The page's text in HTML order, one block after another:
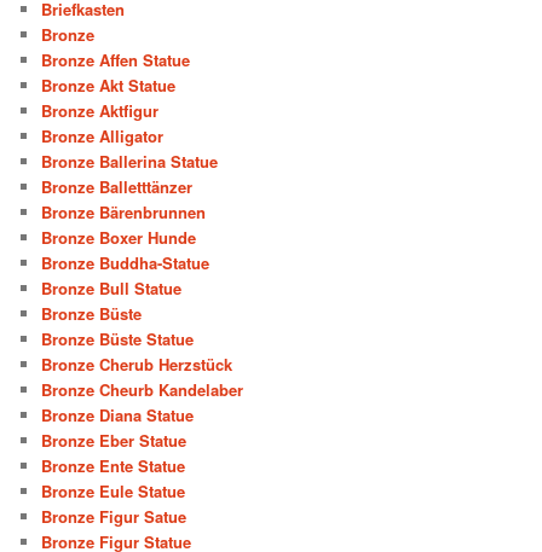
Briefkasten
Bronze
Bronze Affen Statue
Bronze Akt Statue
Bronze Aktfigur
Bronze Alligator
Bronze Ballerina Statue
Bronze Balletttänzer
Bronze Bärenbrunnen
Bronze Boxer Hunde
Bronze Buddha-Statue
Bronze Bull Statue
Bronze Büste
Bronze Büste Statue
Bronze Cherub Herzstück
Bronze Cheurb Kandelaber
Bronze Diana Statue
Bronze Eber Statue
Bronze Ente Statue
Bronze Eule Statue
Bronze Figur Satue
Bronze Figur Statue